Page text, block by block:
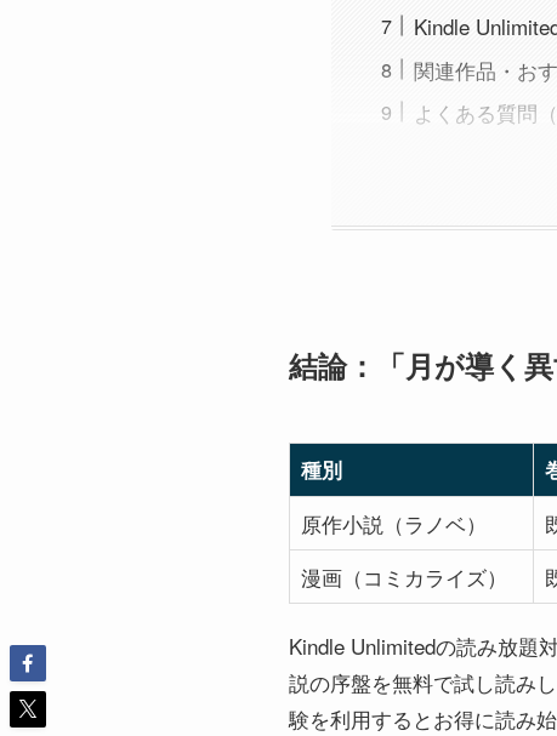
Kindle
関連作品・お
よくある質問（
結論：「月が導く
種別
原作小説（ラノベ）
漫画（コミカライズ）
Kindle Unlimitedの読み放題
説の序盤を無料で試し読み
験を利用するとお得に読み始